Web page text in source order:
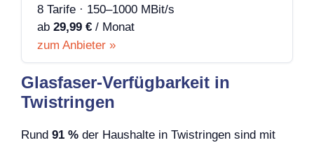
8 Tarife · 150–1000 MBit/s
ab 29,99 € / Monat
zum Anbieter »
Glasfaser-Verfügbarkeit in
Twistringen
Rund 91 % der Haushalte in Twistringen sind mit